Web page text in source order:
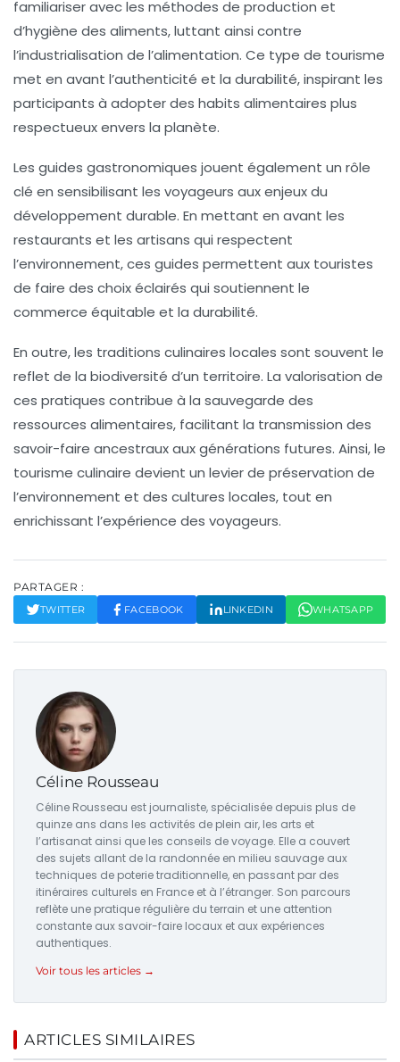
familiariser avec les méthodes de production et
d’hygiène des aliments, luttant ainsi contre
l’industrialisation de l’alimentation. Ce type de tourisme
met en avant l’authenticité et la durabilité, inspirant les
participants à adopter des habits alimentaires plus
respectueux envers la planète.
Les guides gastronomiques jouent également un rôle
clé en sensibilisant les voyageurs aux enjeux du
développement durable. En mettant en avant les
restaurants et les artisans qui respectent
l’environnement, ces guides permettent aux touristes
de faire des choix éclairés qui soutiennent le
commerce équitable et la durabilité.
En outre, les traditions culinaires locales sont souvent le
reflet de la biodiversité d’un territoire. La valorisation de
ces pratiques contribue à la sauvegarde des
ressources alimentaires, facilitant la transmission des
savoir-faire ancestraux aux générations futures. Ainsi, le
tourisme culinaire devient un levier de préservation de
l’environnement et des cultures locales, tout en
enrichissant l’expérience des voyageurs.
PARTAGER :
TWITTER FACEBOOK LINKEDIN WHATSAPP
Céline Rousseau
Céline Rousseau est journaliste, spécialisée depuis plus de
quinze ans dans les activités de plein air, les arts et
l’artisanat ainsi que les conseils de voyage. Elle a couvert
des sujets allant de la randonnée en milieu sauvage aux
techniques de poterie traditionnelle, en passant par des
itinéraires culturels en France et à l’étranger. Son parcours
reflète une pratique régulière du terrain et une attention
constante aux savoir-faire locaux et aux expériences
authentiques.
Voir tous les articles →
ARTICLES SIMILAIRES